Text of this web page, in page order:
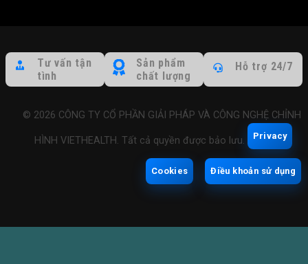
Tư vấn tận
tình
Sản phẩm
chất lượng
Hỗ trợ 24/7
© 2026 CÔNG TY CỔ PHẦN GIẢI PHÁP VÀ CÔNG NGHỆ CHỈNH
HÌNH VIETHEALTH. Tất cả quyền được bảo lưu. Privacy
Cookies Điều khoản sử dụng